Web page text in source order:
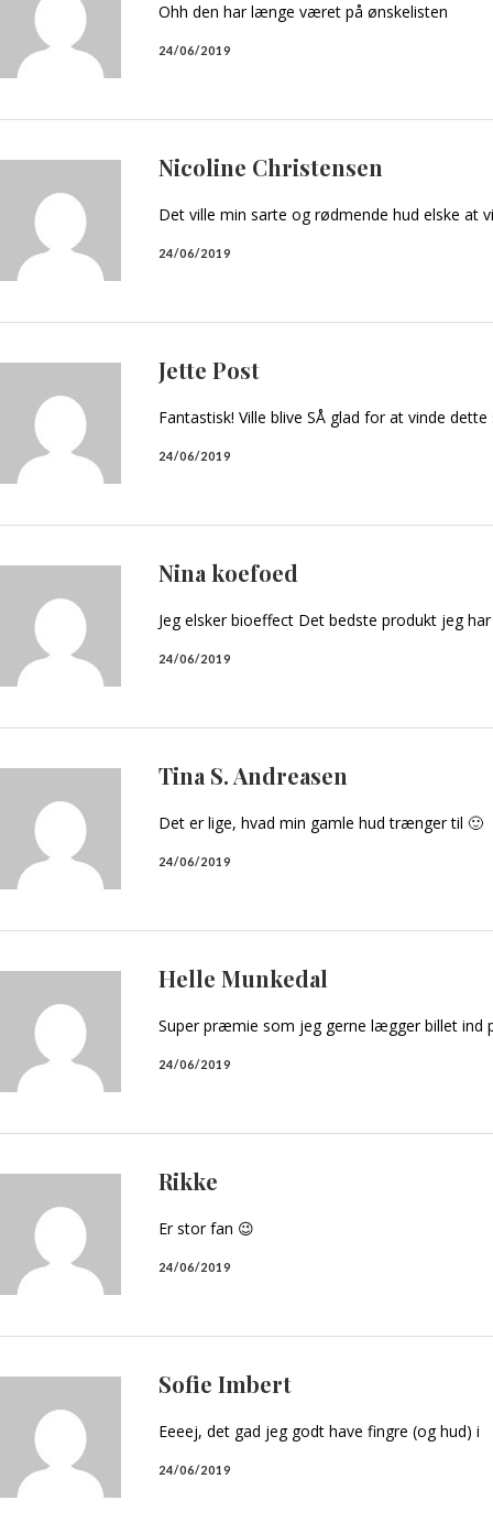
Ohh den har længe været på ønskelisten
24/06/2019
Nicoline Christensen
Det ville min sarte og rødmende hud elske at
24/06/2019
Jette Post
Fantastisk! Ville blive SÅ glad for at vinde
24/06/2019
Nina koefoed
Jeg elsker bioeffect Det bedste produkt jeg
24/06/2019
Tina S. Andreasen
Det er lige, hvad min gamle hud trænger til 🙂
24/06/2019
Helle Munkedal
Super præmie som jeg gerne lægger billet ind
24/06/2019
Rikke
Er stor fan 😉
24/06/2019
Sofie Imbert
Eeeej, det gad jeg godt have fingre (og hud) i
24/06/2019